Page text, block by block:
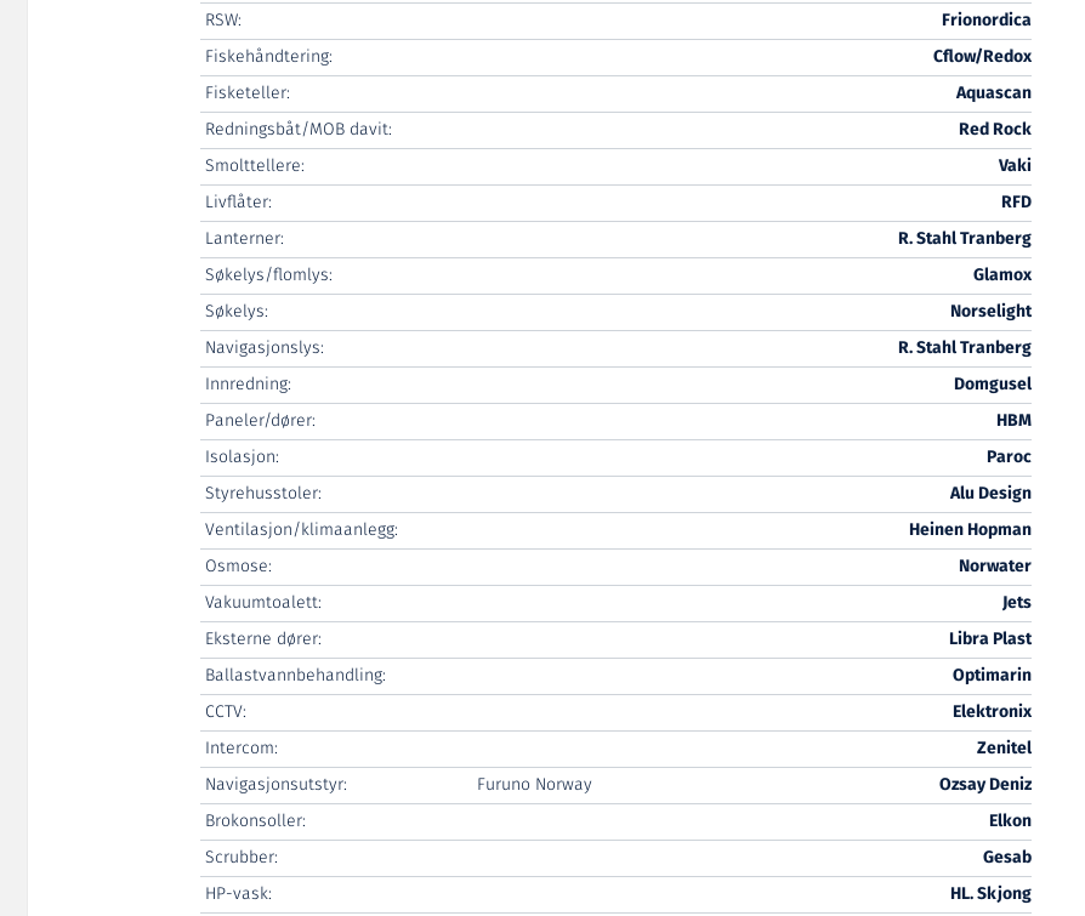
RSW:
Frionordica
Fiskehåndtering:
Cflow/Redox
Fisketeller:
Aquascan
Redningsbåt/MOB davit:
Red Rock
Smolttellere:
Vaki
Livflåter:
RFD
Lanterner:
R. Stahl Tranberg
Søkelys/flomlys:
Glamox
Søkelys:
Norselight
Navigasjonslys:
R. Stahl Tranberg
Innredning:
Domgusel
Paneler/dører:
HBM
Isolasjon:
Paroc
Styrehusstoler:
Alu Design
Ventilasjon/klimaanlegg:
Heinen Hopman
Osmose:
Norwater
Vakuumtoalett:
Jets
Eksterne dører:
Libra Plast
Ballastvannbehandling:
Optimarin
CCTV:
Elektronix
Intercom:
Zenitel
Navigasjonsutstyr:
Furuno Norway
Ozsay Deniz
Brokonsoller:
Elkon
Scrubber:
Gesab
HP-vask:
HL. Skjong